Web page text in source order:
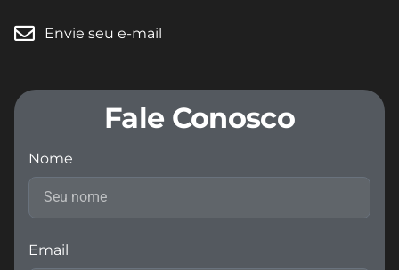
Envie seu e-mail
Fale Conosco
Nome
Email